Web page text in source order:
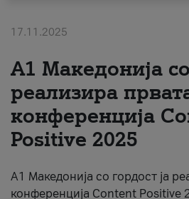
#ПодобарОнлајн
17.11.2025
А1 Македонија
реализира
конференција
Positive 2025
А1 Македонија со гордост ја
конференција Content Positive